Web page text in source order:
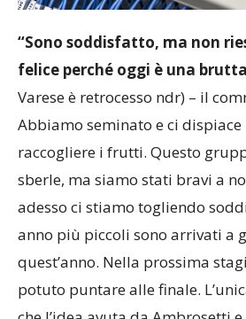
“Sono soddisfatto, ma non
felice perché oggi è una
Varese è retrocesso ndr) – il
Abbiamo seminato e ci
raccogliere i frutti. Questo
sberle, ma siamo stati bravi a
adesso ci stiamo togliendo
anno più piccoli sono arrivati a
quest’anno. Nella prossima
potuto puntare alle finale.